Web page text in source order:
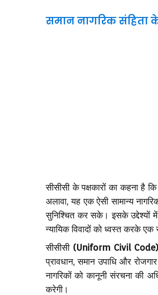
समान नागरिक संहिता
सीसीसी के पक्षकारों का कहना है
अलावा, यह एक ऐसी सामान्य
सुनिश्चित कर सके। इसके उद्देश्यों
न्यायिक विवादों को ध्वस्त करके
सीसीसी (Uniform Civil Code)
प्रावधान, समान उपाधि और
नागरिकों को कानूनी संरचना की
करेगी।